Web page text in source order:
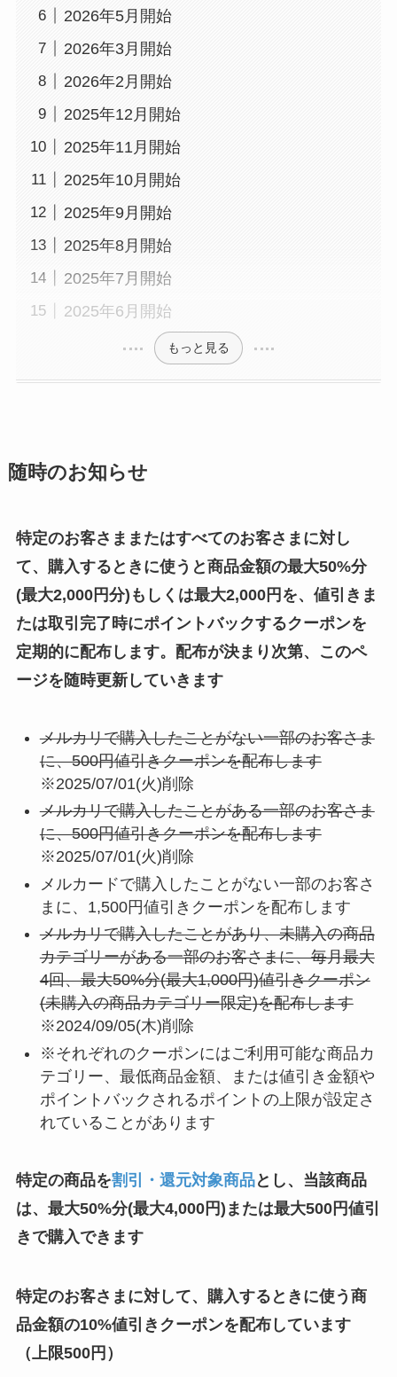
2026年5月開始
2026年3月開始
2026年2月開始
2025年12月開始
2025年11月開始
2025年10月開始
2025年9月開始
2025年8月開始
2025年7月開始
2025年6月開始
もっと見る
随時のお知らせ
特定のお客さままたはすべてのお客さまに対し
て、購入するときに使うと商品金額の最大50%分
(最大2,000円分)もしくは最大2,000円を、値引きま
たは取引完了時にポイントバックするクーポンを
定期的に配布します。配布が決まり次第、このペ
ージを随時更新していきます
メルカリで購入したことがない一部のお客さま
に、500円値引きクーポンを配布します
※2025/07/01(火)削除
メルカリで購入したことがある一部のお客さま
に、500円値引きクーポンを配布します
※2025/07/01(火)削除
メルカードで購入したことがない一部のお客さ
まに、1,500円値引きクーポンを配布します
メルカリで購入したことがあり、未購入の商品
カテゴリーがある一部のお客さまに、毎月最大
4回、最大50%分(最大1,000円)値引きクーポン
(未購入の商品カテゴリー限定)を配布します
※2024/09/05(木)削除
※それぞれのクーポンにはご利用可能な商品カ
テゴリー、最低商品金額、または値引き金額や
ポイントバックされるポイントの上限が設定さ
れていることがあります
特定の商品を割引・還元対象商品とし、当該商品
は、最大50%分(最大4,000円)または最大500円値引
きで購入できます
特定のお客さまに対して、購入するときに使う商
品金額の10%値引きクーポンを配布しています
（上限500円）